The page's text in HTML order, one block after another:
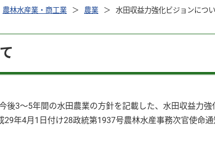
農林水産業・商工業 農業 水田収益力強化ビジョンにつ
3〜5年間の水田農業の方針を記載した、水田収益力強
年4月1日付け28政統第1937号農林水産事務次官使命